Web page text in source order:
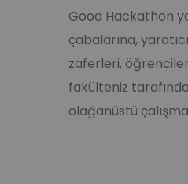
Good Hackathon
çabalarına,
zaferleri,
fakülteniz
olağanüstü